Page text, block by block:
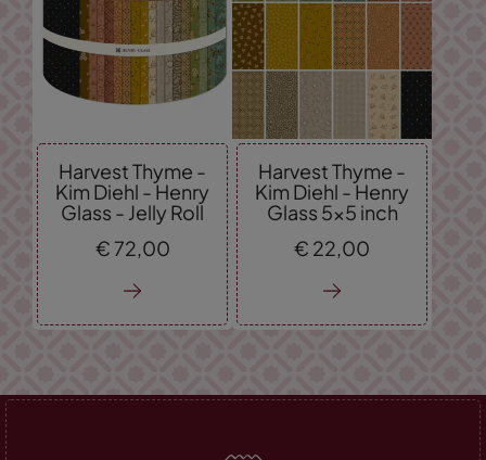
Harvest Thyme -
Kim Diehl - Henry
Glass - Jelly Roll
€ 72, 00
Harvest Thyme -
Kim Diehl - Henry
Glass 5x5 inch
€ 22, 00